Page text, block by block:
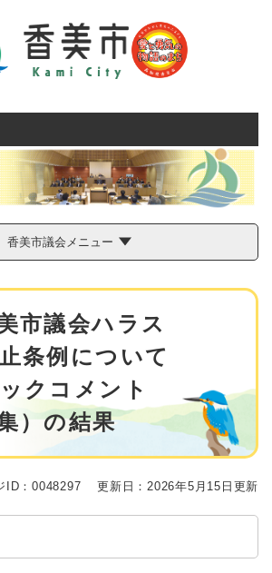
香美市議会メニュー
市議会ハラス
条例について
クコメント
）の結果
ID：0048297 更新日：2026年5月15日更新